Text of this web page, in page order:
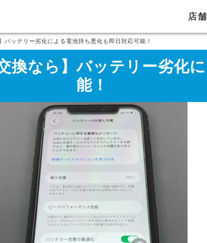
店
バッテリー劣化による電池持ち悪化も即日対応可能！
換なら】バッテリー劣化
能！